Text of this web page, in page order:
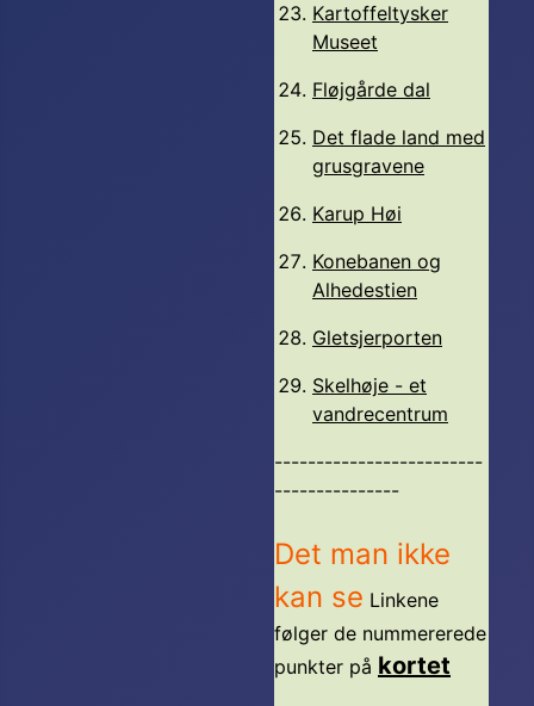
Kartoffeltysker
Museet
Fløjgårde dal
Det flade land med
grusgravene
Karup Høi
Konebanen og
Alhedestien
Gletsjerporten
Skelhøje - et
vandrecentrum
-------------------------
---------------
Det man ikke
kan se Linkene
følger de nummererede
punkter på kortet